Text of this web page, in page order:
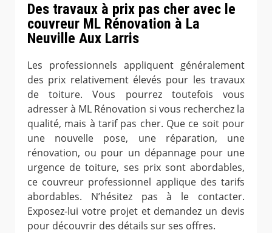
Des travaux à prix pas cher avec le
couvreur ML Rénovation à La
Neuville Aux Larris
Les professionnels appliquent généralement
des prix relativement élevés pour les travaux
de toiture. Vous pourrez toutefois vous
adresser à ML Rénovation si vous recherchez la
qualité, mais à tarif pas cher. Que ce soit pour
une nouvelle pose, une réparation, une
rénovation, ou pour un dépannage pour une
urgence de toiture, ses prix sont abordables,
ce couvreur professionnel applique des tarifs
abordables. N’hésitez pas à le contacter.
Exposez-lui votre projet et demandez un devis
pour découvrir des détails sur ses offres.